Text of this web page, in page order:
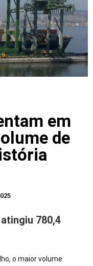
em
de
780,4
o maior volume